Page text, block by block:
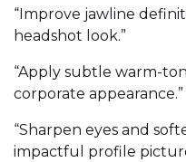
“Improve jawline
headshot look.”
“Apply subtle warm-
corporate appearance.”
“Sharpen eyes and
impactful profile